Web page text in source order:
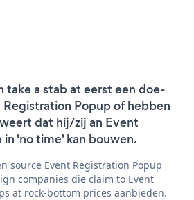
a stab at eerst een doe-
Popup of hebben
dat hij/zij an Event
'no time' kan bouwen.
source Event Registration Popup
companies die claim to Event
at rock-bottom prices aanbieden.